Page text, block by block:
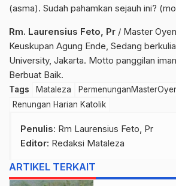
(asma). Sudah pahamkan sejauh ini?
Rm. Laurensius Feto, Pr / Master
Keuskupan Agung Ende, Sedang
University, Jakarta. Motto panggilan
Berbuat Baik.
Tags Mataleza
Renungan Harian Katolik
Penulis: Rm Laurensius Feto, Pr
Editor: Redaksi Mataleza
ARTIKEL TERKAIT